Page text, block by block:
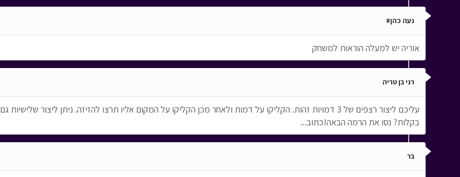
נעה כהן#
אוריה יש למעלה הוראות למשחק
רני בן טריה
עליכם ליצור רצפים של 3 דמויות זהות. הקליקו על דמות ולאחר מכן הקליקו על המקום אליו תרצו להזיזה. ניתן
בקלות? נסו את הרמה הבאה!כתוב...
בר